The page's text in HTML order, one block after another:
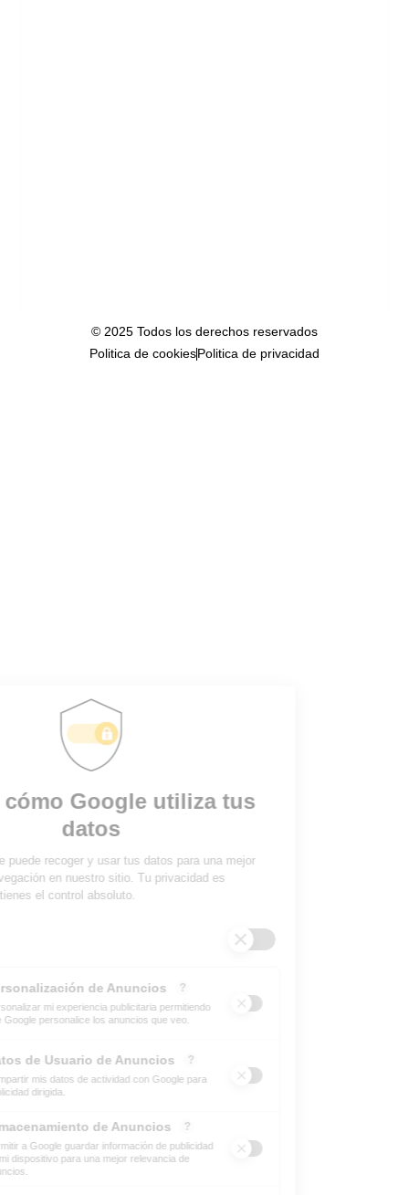
© 2025 Todos los derechos reservados
Politica de cookiesPolitica de privacidad